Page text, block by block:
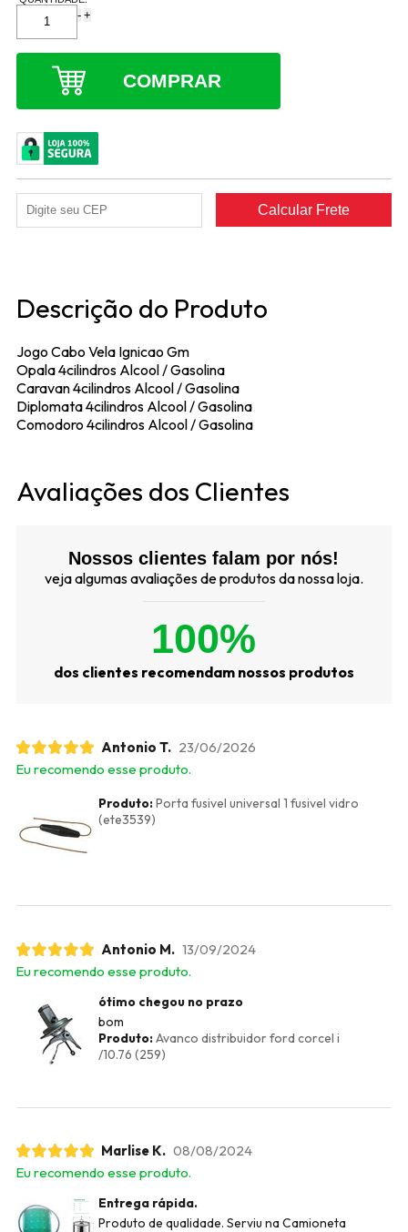
- +
COMPRAR
Descrição do Produto
Jogo Cabo Vela Ignicao Gm
Opala 4cilindros Alcool / Gasolina
Caravan 4cilindros Alcool / Gasolina
Diplomata 4cilindros Alcool / Gasolina
Comodoro 4cilindros Alcool / Gasolina
Avaliações dos Clientes
Nossos clientes falam por nós!
veja algumas avaliações de produtos da nossa loja.
100%
dos clientes recomendam nossos produtos
Antonio T. 23/06/2026
Eu recomendo esse produto.
Produto:Porta fusivel universal 1 fusivel vidro
(ete3539)
Antonio M. 13/09/2024
Eu recomendo esse produto.
ótimo chegou no prazo
bom
Produto:Avanco distribuidor ford corcel i
/10.76 (259)
Marlise K. 08/08/2024
Eu recomendo esse produto.
Entrega rápida.
Produto de qualidade. Serviu na Camioneta